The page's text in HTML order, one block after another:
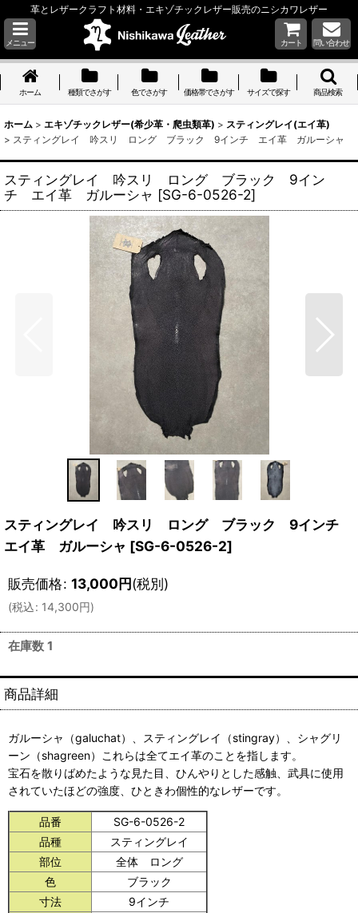
革とレザークラフト材料・エキゾチックレザー販売のニシカワレザー
メニュー カート 問い合わせ
ホーム 種類でさがす 色でさがす 価格帯でさがす サイズで探す 商品検索
ホーム > エキゾチックレザー(希少革・爬虫類革) > スティングレイ(エイ革)
> スティングレイ 吟スリ ロング ブラック 9インチ エイ革 ガルーシャ
スティングレイ 吟スリ ロング ブラック 9イン
チ エイ革 ガルーシャ [SG-6-0526-2]
スティングレイ 吟スリ ロング ブラック 9インチ
エイ革 ガルーシャ [SG-6-0526-2]
販売価格: 13,000円(税別)
(税込: 14,300円)
在庫数 1
商品詳細
ガルーシャ（galuchat）、スティングレイ（stingray）、シャグリ
ーン（shagreen）これらは全てエイ革のことを指します。
宝石を散りばめたような見た目、ひんやりとした感触、武具に使用
されていたほどの強度、ひときわ個性的なレザーです。
品番
SG-6-0526-2
品種
スティングレイ
部位
全体 ロング
色
ブラック
寸法
9インチ